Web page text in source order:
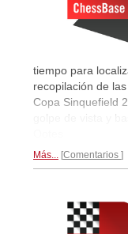
tiempo para
recopilación de
Copa Sinquefield
golpe de vista y
Más... Comentarios